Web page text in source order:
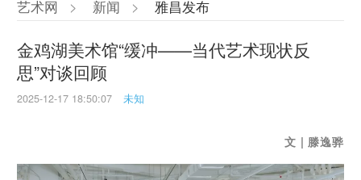
OCAT上海馆：参与构建上海艺术生
态的十年
春雨斋主人房茂梁：“好运气”的90
后古玩经纪人
艺术网 > 新闻 > 雅昌发布
金鸡湖美术馆“缓冲——当代艺术现状反
思”对谈回顾
2025-12-17 18:50:07 未知
文 | 滕逸骅